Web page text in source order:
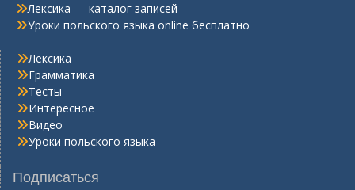
Лексика — каталог записей
Уроки польского языка online бесплатно
Лексика
Грамматика
Тесты
Интересное
Видео
Уроки польского языка
Подписаться